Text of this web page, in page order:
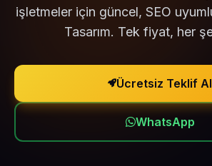
işletmeler için güncel, SEO
Tasarım. Tek fiyat, her
Ücretsiz Teklif Al
WhatsApp